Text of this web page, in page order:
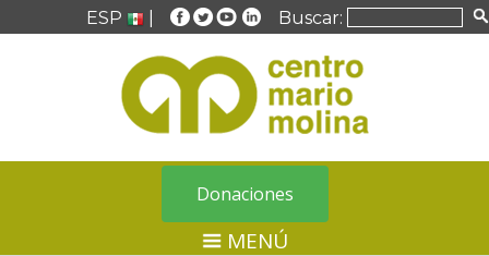
ESP Buscar:
Donaciones
MENÚ